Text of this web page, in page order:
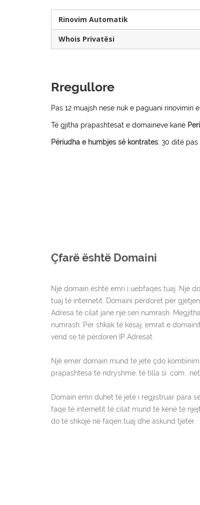
Rinovim Automatik
Whois Privatësi
Rregullore
Pas 12 muajsh nese nuk e paguani
Të gjitha prapashtesat e domaineve kanë
Përiudha e humbjes së kontrates: 30 ditë
Çfarë është Domaini
Një domain është emri i uebfaqes tuaj. Një
tuaj të internetit. Domaini përdoret për
Adresa të cilat janë një seri numrash.
numrash. Për shkak të kësaj, emrat e
vend se të përdoren IP Adresat.
Një emer domain mund të jetë çdo
prapashtesa të ndryshme, të tilla si .com,
Domain emri duhet të jetë i regjistruar para
faqe të internetit të cilat mund të kenë të
do të shkojë në faqen tuaj dhe askund tjetër.